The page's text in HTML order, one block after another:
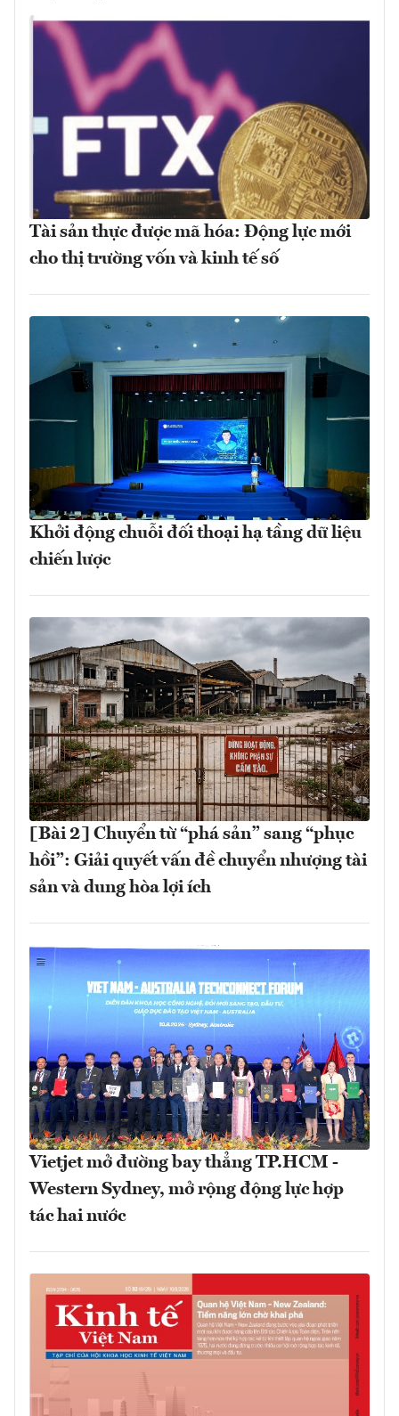
Tài sản thực được mã hóa: Động lực mới
cho thị trường vốn và kinh tế số
Khởi động chuỗi đối thoại hạ tầng dữ liệu
chiến lược
[Bài 2] Chuyển từ “phá sản” sang “phục
hồi”: Giải quyết vấn đề chuyển nhượng tài
sản và dung hòa lợi ích
Vietjet mở đường bay thẳng TP.HCM -
Western Sydney, mở rộng động lực hợp
tác hai nước